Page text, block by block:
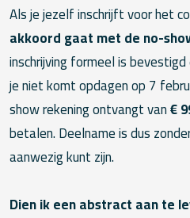
Als je jezelf inschrijft voor het
akkoord gaat met de no-
inschrijving formeel is
je niet komt opdagen op 7
show rekening ontvangt van€
betalen. Deelname is dus
aanwezig kunt zijn.
Dien ik een abstract aan te